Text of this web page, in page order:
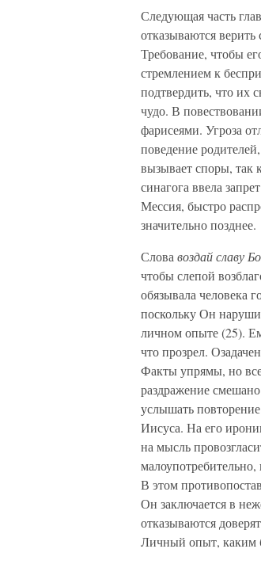
Следующая часть
отказываются
Требование, чтобы
стремлением к
подтвердить, что их
чудо. В
фарисеями. Угроза
поведение
вызывает споры, так
синагога ввела
Мессия, быстро
значительно позднее.
Слова воздай славу
чтобы слепой
обязывала человека
поскольку Он
личном опыте (25).
что прозрел.
Факты упрямы, но
раздражение
услышать
Иисуса. На его
на мысль
В этом
Он заключается в
отказываются
Личный опыт, каким